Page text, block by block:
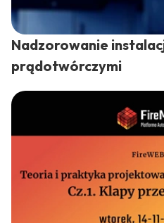
Nadzorowanie
prądotwórczymi